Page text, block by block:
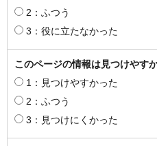
2：ふつう
3：役に立たなかった
このページの情報は見つけやす
1：見つけやすかった
2：ふつう
3：見つけにくかった